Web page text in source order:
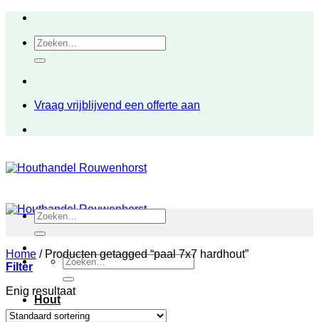
inhoudZoeken
naar:
Vraag vrijblijvend een offerte aan
Zoeken
naar:
Hout
Zoeken
naar:
Home /Producten getagged “paal 7x7 hardhout”
Filter
Enig resultaat